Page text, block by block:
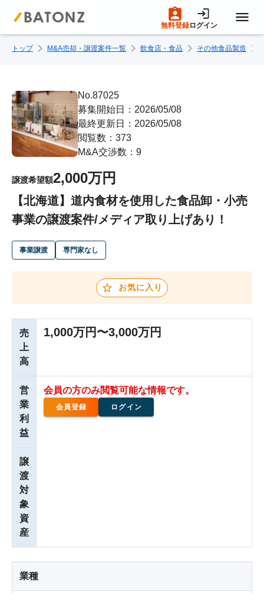
無料登録ログイン
トップページ
M&A案件一覧
売りたい方へ
成約事例
M&A専門家の方へ
トップ M&A売却・譲渡案件一覧 飲食店・食品 その他食品製造
No.87025
募集開始日：2026/05/08
最終更新日：2026/05/08
閲覧数：373
M&A交渉数：9
譲渡希望額2,000万円
【北海道】道内食材を使用した食品卸・小売
事業の譲渡案件/メディア取り上げあり！
事業譲渡 専門家なし
お気に入り
売
上
高
1,000万円〜3,000万円
営
業
利
益
会員の方のみ閲覧可能な情報です。
会員登録 ログイン
譲
渡
対
象
資
産
業種